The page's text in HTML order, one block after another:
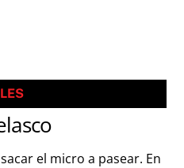
el micro a pasear. En